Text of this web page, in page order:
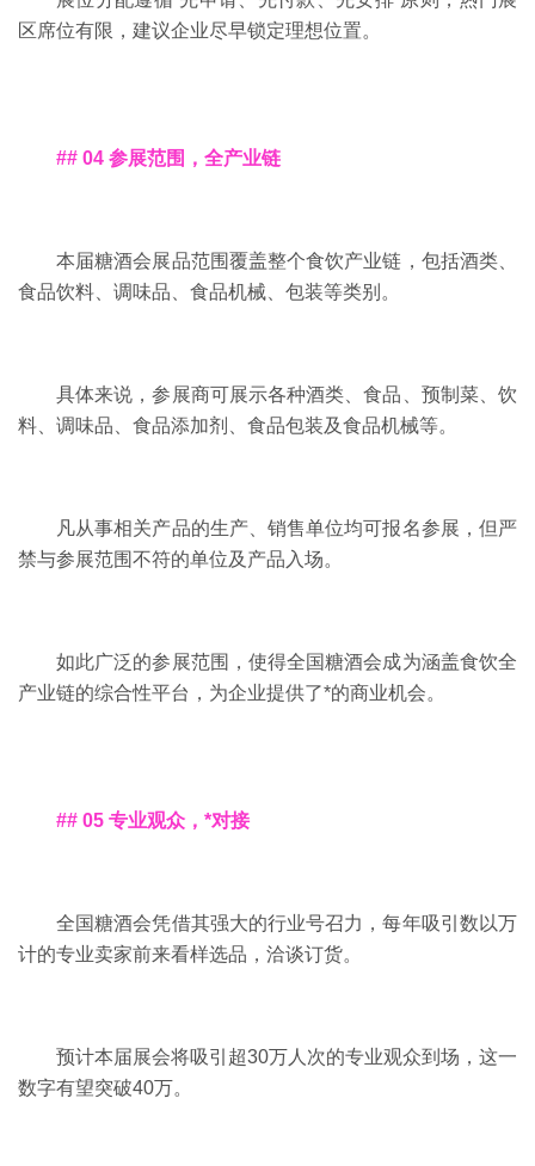
区席位有限，建议企业尽早锁定理想位置。
## 04 参展范围，全产业链
本届糖酒会展品范围覆盖整个食饮产业链，包括酒类、
食品饮料、调味品、食品机械、包装等类别。
具体来说，参展商可展示各种酒类、食品、预制菜、饮
料、调味品、食品添加剂、食品包装及食品机械等。
凡从事相关产品的生产、销售单位均可报名参展，但严
禁与参展范围不符的单位及产品入场。
如此广泛的参展范围，使得全国糖酒会成为涵盖食饮全
产业链的综合性平台，为企业提供了*的商业机会。
## 05 专业观众，*对接
全国糖酒会凭借其强大的行业号召力，每年吸引数以万
计的专业卖家前来看样选品，洽谈订货。
预计本届展会将吸引超30万人次的专业观众到场，这一
数字有望突破40万。